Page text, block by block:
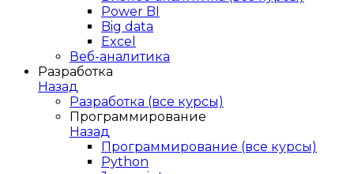
Power BI
Big data
Excel
Веб-аналитика
Разработка
Назад
Разработка (все курсы)
Программирование
Назад
Программирование (все курсы)
Python